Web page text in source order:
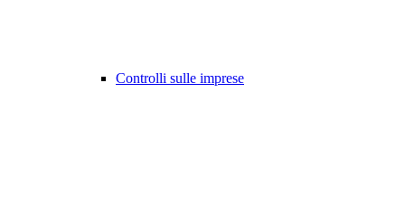
Controlli sulle imprese